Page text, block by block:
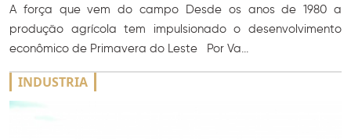
A força que vem do campo Desde os anos de 1980 a
produção agrícola tem impulsionado o desenvolvimento
econômico de Primavera do Leste Por Va...
INDUSTRIA